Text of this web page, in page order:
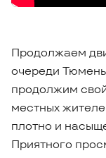
Продолжаем
очереди
продолжим
местных
плотно и
Приятного